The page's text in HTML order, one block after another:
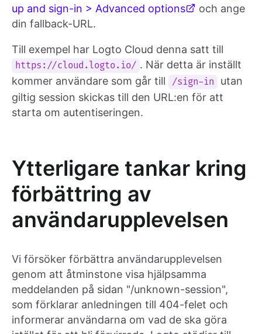
up and sign-in > Advanced options
och ange
din fallback-URL.
Till exempel har Logto Cloud denna satt till
https://cloud.logto.io/ . När detta är inställt
kommer användare som går till
/sign-in
utan
giltig session skickas till den URL:en för att
starta om autentiseringen.
Ytterligare tankar kring
förbättring av
användarupplevelsen
Vi försöker förbättra användarupplevelsen
genom att åtminstone visa hjälpsamma
meddelanden på sidan "/unknown-session",
som förklarar anledningen till 404-felet och
informerar användarna om vad de ska göra